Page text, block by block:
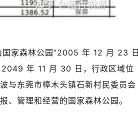
国家森林公园”2005 年 12 月 23 日
年 11 月 30 日，行政区域位
与东莞市樟木头镇石新村民委员会
管理和经营的国家森林公园。